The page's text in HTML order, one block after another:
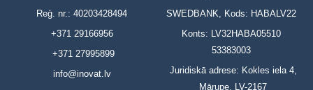
Reģ. nr.: 40203428494
+371 29166956
+371 27995899
info@inovat.lv
SWEDBANK, Kods: HABALV22
Konts: LV32HABA05510
53383003
Juridiskā adrese: Kokles iela 4,
Mārupe, LV-2167